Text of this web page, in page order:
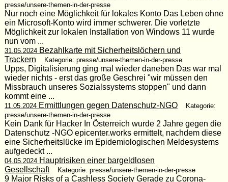
presse/unsere-themen-in-der-presse
Nur noch eine Möglichkeit für lokales Konto Das Leben ohne
ein Microsoft-Konto wird immer schwerer. Die vorletzte
Möglichkeit zur lokalen Installation von Windows 11 wurde
nun vom ...
31.05.2024Bezahlkarte mit Sicherheitslöchern und
Trackern
Kategorie: presse/unsere-themen-in-der-presse
Upps, Digitalisierung ging mal wieder daneben Das war mal
wieder nichts - erst das große Geschrei "wir müssen den
Missbrauch unseres Sozialssystems stoppen" und dann
kommt eine ...
11.05.2024Ermittlungen gegen Datenschutz-NGO
Kategorie:
presse/unsere-themen-in-der-presse
Kein Dank für Hacker In Österreich wurde 2 Jahre gegen die
Datenschutz -NGO epicenter.works ermittelt, nachdem diese
eine Sicherheitslücke im Epidemiologischen Meldesystems
aufgedeckt ...
04.05.2024Hauptrisiken einer bargeldlosen
Gesellschaft
Kategorie: presse/unsere-themen-in-der-presse
9 Major Risks of a Cashless Society Gerade zu Corona-